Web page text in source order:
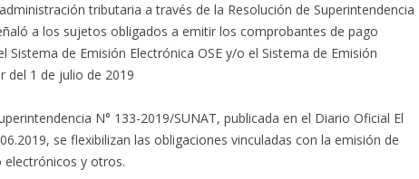
tributaria a través de la Resolución de Superintendencia
a los sujetos obligados a emitir los comprobantes de pago
Sistema de Emisión Electrónica OSE y/o el Sistema de Emisión
del 1 de julio de 2019
N° 133-2019/SUNAT, publicada en el Diario Oficial El
se flexibilizan las obligaciones vinculadas con la emisión de
y otros.